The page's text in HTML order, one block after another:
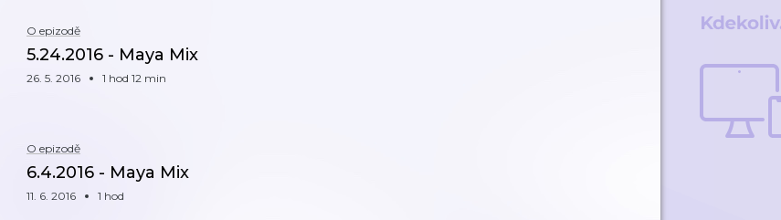
O epizodě
5.24.2016 - Maya Mix
26. 5. 2016 1 hod 12 min
O epizodě
6.4.2016 - Maya Mix
11. 6. 2016 1 hod